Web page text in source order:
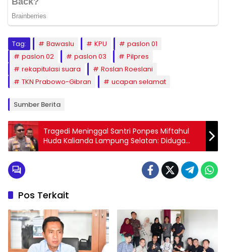
Tag: Bawaslu KPU
paslon 01
paslon 02
paslon 03
Pilpres
rekapitulasi suara
Roslan Roeslani
TKN Prabowo-Gibran
ucapan selamat
Sumber Berita
Tragedi Meninggal Santri Ponpes Miftahul
Huda Kalianda Lampung Selatan: Diduga
Dianiaya hingga Ajal Menjemput
Pos Terkait